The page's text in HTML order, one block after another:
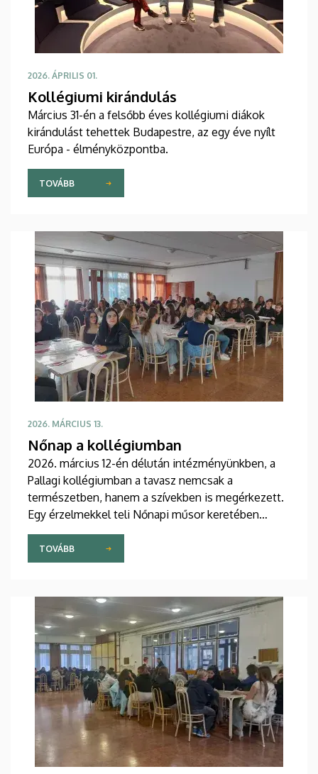
2026. ÁPRILIS 01.
Kollégiumi kirándulás
Március 31-én a felsőbb éves kollégiumi diákok
kirándulást tehettek Budapestre, az egy éve nyílt
Európa - élményközpontba.
TOVÁBB
2026. MÁRCIUS 13.
Nőnap a kollégiumban
2026. március 12-én délután intézményünkben, a
Pallagi kollégiumban a tavasz nemcsak a
természetben, hanem a szívekben is megérkezett.
Egy érzelmekkel teli Nőnapi műsor keretében
ünnepeltük közösségünk hölgytagjait.
TOVÁBB